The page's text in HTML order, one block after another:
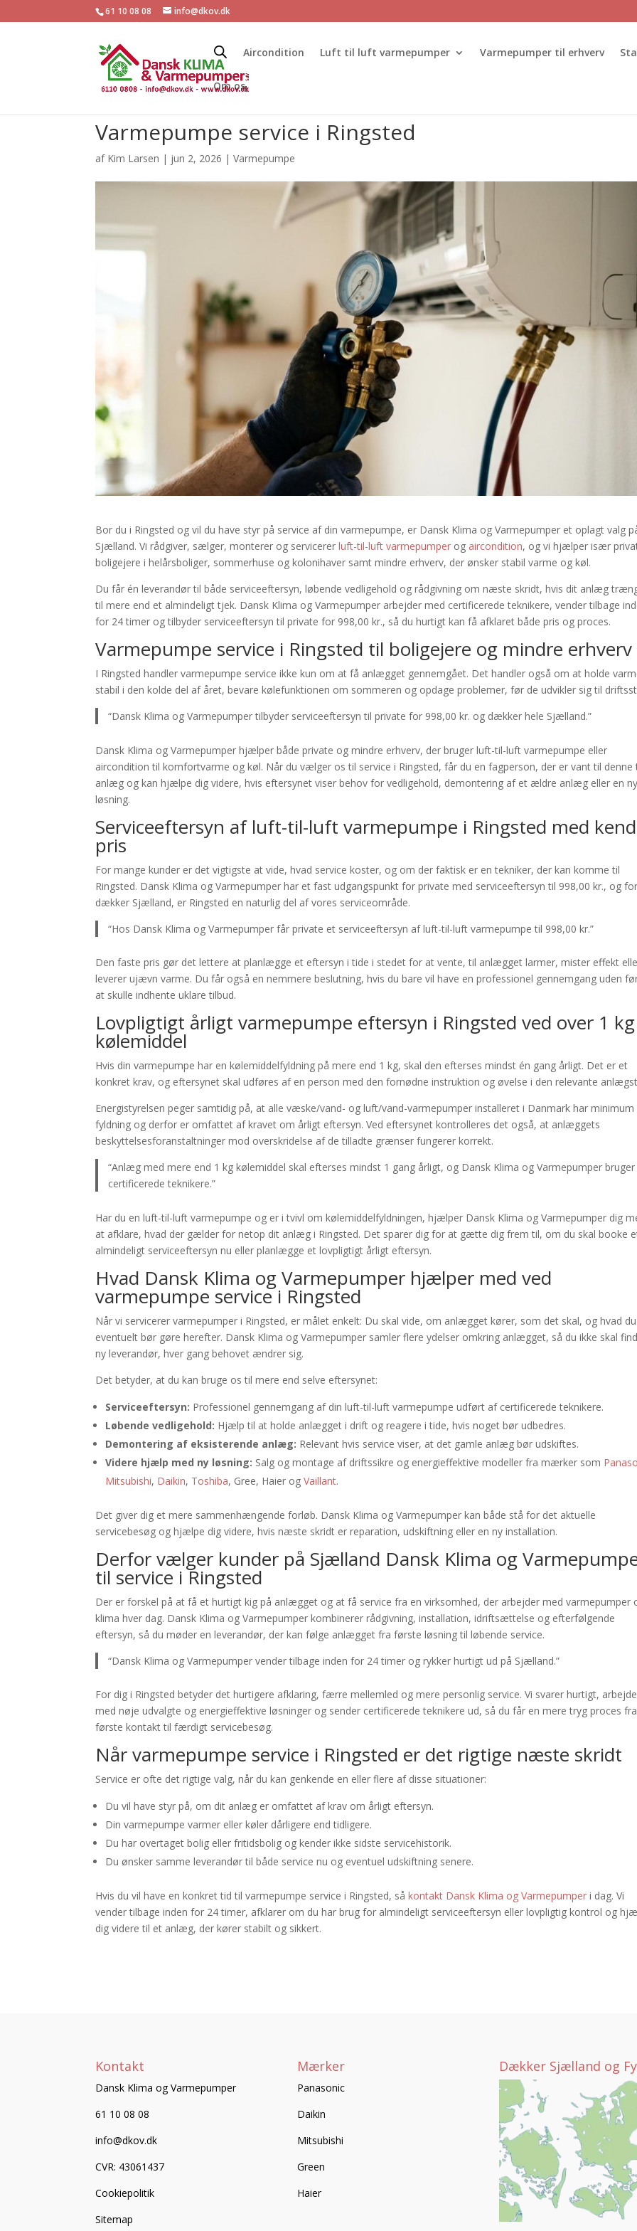
61 10 08 08 info@dkov.dk
Aircondition Luft til luft varmepumper Varmepumper til erhverv
Om os
Varmepumpe service i Ringsted
af Kim Larsen | jun 2, 2026 |Varmepumpe
Bor du i Ringsted og vil du have styr på service af din varmepumpe, er Dansk Klima og Varmepumper et oplagt valg
Sjælland. Vi rådgiver, sælger, monterer og servicererluft-til-luft varmepumper og aircondition, og vi hjælper især
boligejere i helårsboliger, sommerhuse og kolonihaver samt mindre erhverv, der ønsker stabil varme og køl.
Du får én leverandør til både serviceeftersyn, løbende vedligehold og rådgivning om næste skridt, hvis dit anlæg
til mere end et almindeligt tjek. Dansk Klima og Varmepumper arbejder med certificerede teknikere, vender tilbage
for 24 timer og tilbyder serviceeftersyn til private for 998,00 kr., så du hurtigt kan få afklaret både pris og proces.
Varmepumpe service i Ringsted til boligejere og mindre erhverv
I Ringsted handler varmepumpe service ikke kun om at få anlægget gennemgået. Det handler også om at holde
stabil i den kolde del af året, bevare kølefunktionen om sommeren og opdage problemer, før de udvikler sig til
“Dansk Klima og Varmepumper tilbyder serviceeftersyn til private for 998,00 kr. og dækker hele Sjælland.”
Dansk Klima og Varmepumper hjælper både private og mindre erhverv, der bruger luft-til-luft varmepumpe eller
aircondition til komfortvarme og køl. Når du vælger os til service i Ringsted, får du en fagperson, der er vant til denne
anlæg og kan hjælpe dig videre, hvis eftersynet viser behov for vedligehold, demontering af et ældre anlæg eller en ny
løsning.
Serviceeftersyn af luft-til-luft varmepumpe i Ringsted med
pris
For mange kunder er det vigtigste at vide, hvad service koster, og om der faktisk er en tekniker, der kan komme til
Ringsted. Dansk Klima og Varmepumper har et fast udgangspunkt for private med serviceeftersyn til 998,00 kr., og
dækker Sjælland, er Ringsted en naturlig del af vores serviceområde.
“Hos Dansk Klima og Varmepumper får private et serviceeftersyn af luft-til-luft varmepumpe til 998,00 kr.”
Den faste pris gør det lettere at planlægge et eftersyn i tide i stedet for at vente, til anlægget larmer, mister effekt
leverer ujævn varme. Du får også en nemmere beslutning, hvis du bare vil have en professionel gennemgang uden
at skulle indhente uklare tilbud.
Lovpligtigt årligt varmepumpe eftersyn i Ringsted ved over 1 kg
kølemiddel
Hvis din varmepumpe har en kølemiddelfyldning på mere end 1 kg, skal den efterses mindst én gang årligt. Det er et
konkret krav, og eftersynet skal udføres af en person med den fornødne instruktion og øvelse i den relevante
Energistyrelsen peger samtidig på, at alle væske/vand- og luft/vand-varmepumper installeret i Danmark har minimum
fyldning og derfor er omfattet af kravet om årligt eftersyn. Ved eftersynet kontrolleres det også, at anlæggets
beskyttelsesforanstaltninger mod overskridelse af de tilladte grænser fungerer korrekt.
“Anlæg med mere end 1 kg kølemiddel skal efterses mindst 1 gang årligt, og Dansk Klima og Varmepumper bruger
certificerede teknikere.”
Har du en luft-til-luft varmepumpe og er i tvivl om kølemiddelfyldningen, hjælper Dansk Klima og Varmepumper dig
at afklare, hvad der gælder for netop dit anlæg i Ringsted. Det sparer dig for at gætte dig frem til, om du skal booke
almindeligt serviceeftersyn nu eller planlægge et lovpligtigt årligt eftersyn.
Hvad Dansk Klima og Varmepumper hjælper med ved
varmepumpe service i Ringsted
Når vi servicerer varmepumper i Ringsted, er målet enkelt: Du skal vide, om anlægget kører, som det skal, og hvad du
eventuelt bør gøre herefter. Dansk Klima og Varmepumper samler flere ydelser omkring anlægget, så du ikke skal
ny leverandør, hver gang behovet ændrer sig.
Det betyder, at du kan bruge os til mere end selve eftersynet:
Serviceeftersyn: Professionel gennemgang af din luft-til-luft varmepumpe udført af certificerede teknikere.
Løbende vedligehold: Hjælp til at holde anlægget i drift og reagere i tide, hvis noget bør udbedres.
Demontering af eksisterende anlæg: Relevant hvis service viser, at det gamle anlæg bør udskiftes.
Videre hjælp med ny løsning: Salg og montage af driftssikre og energieffektive modeller fra mærker som
Mitsubishi, Daikin, Toshiba, Gree, Haier ogVaillant.
Det giver dig et mere sammenhængende forløb. Dansk Klima og Varmepumper kan både stå for det aktuelle
servicebesøg og hjælpe dig videre, hvis næste skridt er reparation, udskiftning eller en ny installation.
Derfor vælger kunder på Sjælland Dansk Klima og
til service i Ringsted
Der er forskel på at få et hurtigt kig på anlægget og at få service fra en virksomhed, der arbejder med varmepumper
klima hver dag. Dansk Klima og Varmepumper kombinerer rådgivning, installation, idriftsættelse og efterfølgende
eftersyn, så du møder en leverandør, der kan følge anlægget fra første løsning til løbende service.
“Dansk Klima og Varmepumper vender tilbage inden for 24 timer og rykker hurtigt ud på Sjælland.”
For dig i Ringsted betyder det hurtigere afklaring, færre mellemled og mere personlig service. Vi svarer hurtigt,
med nøje udvalgte og energieffektive løsninger og sender certificerede teknikere ud, så du får en mere tryg proces fra
første kontakt til færdigt servicebesøg.
Når varmepumpe service i Ringsted er det rigtige næste skridt
Service er ofte det rigtige valg, når du kan genkende en eller flere af disse situationer:
Du vil have styr på, om dit anlæg er omfattet af krav om årligt eftersyn.
Din varmepumpe varmer eller køler dårligere end tidligere.
Du har overtaget bolig eller fritidsbolig og kender ikke sidste servicehistorik.
Du ønsker samme leverandør til både service nu og eventuel udskiftning senere.
Hvis du vil have en konkret tid til varmepumpe service i Ringsted, såkontakt Dansk Klima og Varmepumper i dag. Vi
vender tilbage inden for 24 timer, afklarer om du har brug for almindeligt serviceeftersyn eller lovpligtig kontrol og
dig videre til et anlæg, der kører stabilt og sikkert.
Kontakt
Dansk Klima og Varmepumper
61 10 08 08
info@dkov.dk
CVR: 43061437
Cookiepolitik
Sitemap
Mærker
Panasonic
Daikin
Mitsubishi
Green
Haier
Dækker Sjælland og